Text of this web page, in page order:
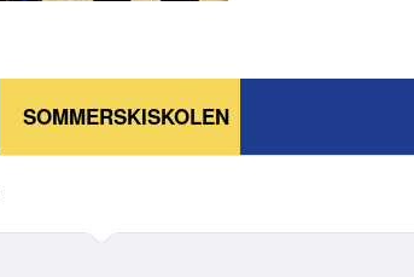
SOMMERSKISKOLEN